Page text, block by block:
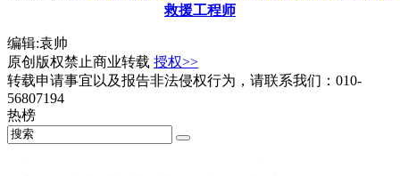
救援工程师
编辑:袁帅
原创版权禁止商业转载 授权>>
转载申请事宜以及报告非法侵权行为，请联系我们：010-
56807194
热榜